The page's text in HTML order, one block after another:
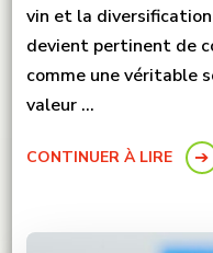
vin et la
devient pertinent de
comme une véritable
valeur …
CONTINUER À LIRE